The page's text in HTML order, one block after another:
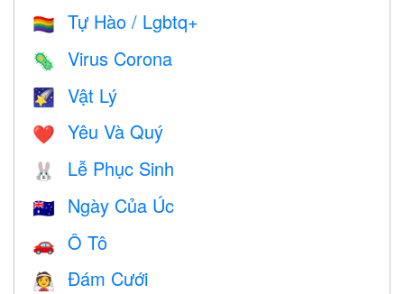
🏳️‍🌈 Tự Hào / Lgbtq+
🦠 Virus Corona
🌠 Vật Lý
❤️️ Yêu Và Quý
🐰 Lễ Phục Sinh
🇦🇺 Ngày Của Úc
🚗 Ô Tô
👰 Đám Cưới